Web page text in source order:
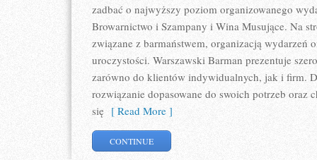
zadbać o najwyższy poziom organizowanego
Browarnictwo i Szampany i Wina Musujące. Na
związane z barmaństwem, organizacją wydarzeń
uroczystości. Warszawski Barman prezentuje
zarówno do klientów indywidualnych, jak i firm.
rozwiązanie dopasowane do swoich potrzeb oraz
się [ Read More ]
CONTINUE